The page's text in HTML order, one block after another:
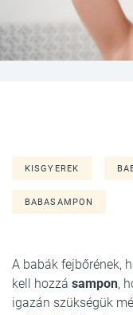
KISGYEREK
BABASAMPON
A babák fejbőrének,
kell hozzá sampon,
igazán szükségük